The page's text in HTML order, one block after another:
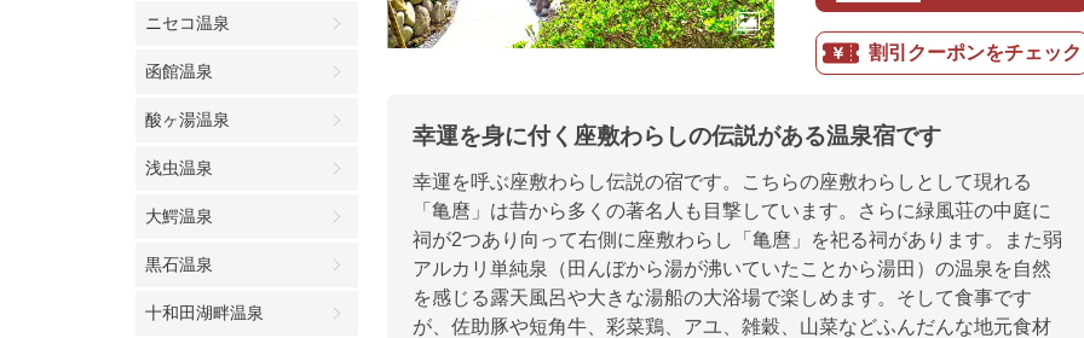
ニセコ温泉
函館温泉
酸ヶ湯温泉
浅虫温泉
大鰐温泉
黒石温泉
十和田湖畔温泉
割引クーポンをチェック
幸運を身に付く座敷わらしの伝説がある温泉宿です
幸運を呼ぶ座敷わらし伝説の宿です。こちらの座敷わらしとして現れる
「亀麿」は昔から多くの著名人も目撃しています。さらに緑風荘の中庭に
祠が2つあり向って右側に座敷わらし「亀麿」を祀る祠があります。また弱
アルカリ単純泉（田んぼから湯が沸いていたことから湯田）の温泉を自然
を感じる露天風呂や大きな湯船の大浴場で楽しめます。そして食事です
が、佐助豚や短角牛、彩菜鶏、アユ、雑穀、山菜などふんだんな地元食材